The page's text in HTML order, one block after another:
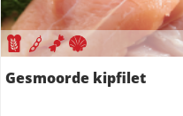
Gesmoorde kipfilet